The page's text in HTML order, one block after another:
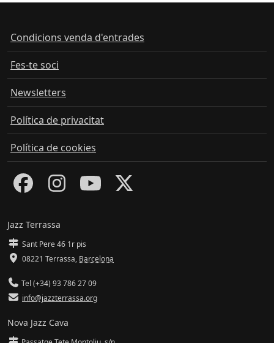
Condicions venda d'entrades
Fes-te soci
Newsletters
Política de privacitat
Política de cookies
Jazz Terrassa
Sant Pere 46 1r pis
08221 Terrassa, Barcelona
Tel (+34) 93 786 27 09
info@jazzterrassa.org
Nova Jazz Cava